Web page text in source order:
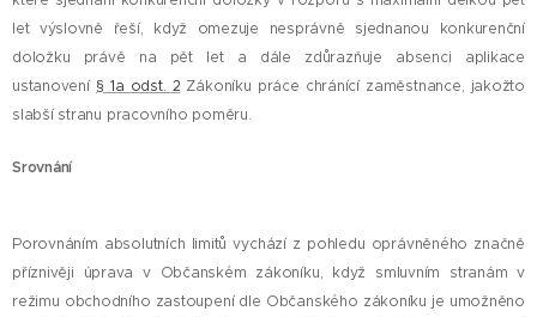
let výslovně řeší, když omezuje nesprávně sjednanou konkurenční
doložku právě na pět let a dále zdůrazňuje absenci aplikace
ustanovení § 1a odst. 2 Zákoníku práce chránící zaměstnance, jakožto
slabší stranu pracovního poměru.
Srovnání
Porovnáním absolutních limitů vychází z pohledu oprávněného značně
příznivěji úprava v Občanském zákoníku, když smluvním stranám v
režimu obchodního zastoupení dle Občanského zákoníku je umožněno